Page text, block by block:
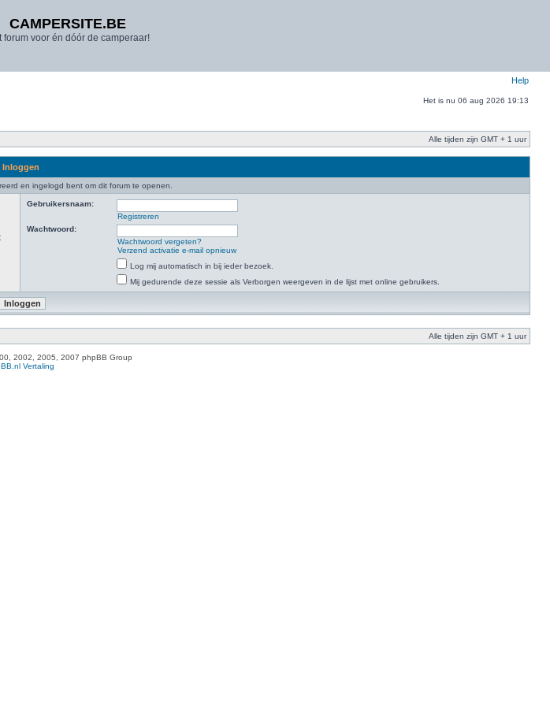
CAMPERSITE.BE
forum voor én dóór de camperaar!
Help
Het is nu 06 aug 2026 19:13
Alle tijden zijn GMT + 1 uur
Inloggen
en ingelogd bent om dit forum te openen.
Gebruikersnaam:
Registreren
Wachtwoord:
Wachtwoord vergeten?
Verzend activatie e-mail opnieuw
Log mij automatisch in bij ieder bezoek.
Mij gedurende deze sessie als Verborgen weergeven in de lijst met online gebruikers.
Alle tijden zijn GMT + 1 uur
2002, 2005, 2007 phpBB Group
Vertaling